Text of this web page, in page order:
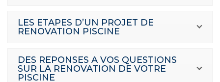
LES ETAPES D’UN PROJET DE
RENOVATION PISCINE
DES REPONSES A VOS QUESTIONS
SUR LA RENOVATION DE VOTRE
PISCINE